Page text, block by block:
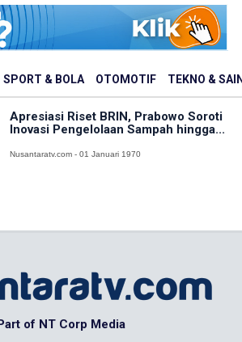
SPORT & BOLA OTOMOTIF TEKNO &
Polda Jabar Ringkus Dua Pria di
Cimahi Terkait Prabowo dan Nuklir
Iran
Apresiasi Riset BRIN, Prabowo Soroti
Inovasi Pengelolaan Sampah hingga...
Nusantaratv.com - 01 Januari 1970
Part of NT Corp Media